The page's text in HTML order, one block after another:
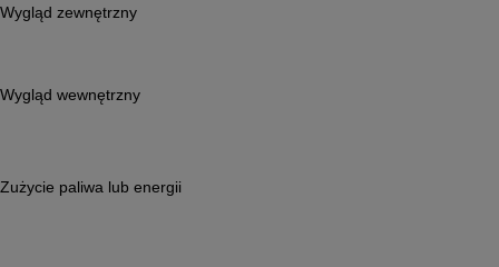
Wygląd zewnętrzny
Wygląd wewnętrzny
Zużycie paliwa lub energii